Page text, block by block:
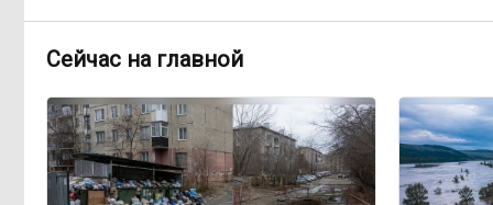
16:00, Вчера По волнам Арахлея: на
любимом озере забайкальцев
улучшили LTE-сеть
12:33, Вчера Путин подписал закон,
вдвое расширяющий основания для
выдворения мигрантов
Сейчас на главной